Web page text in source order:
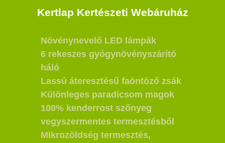
Kertlap Kertészeti Webáruház
Növénynevelő LED lámpák
6 rekeszes gyógynövényszárító
háló
Lassú áteresztésű faöntöző zsák
Különleges paradicsom magok
100% kenderrost szőnyeg
vegyszermentes termesztésből
Mikrozöldség termesztés,